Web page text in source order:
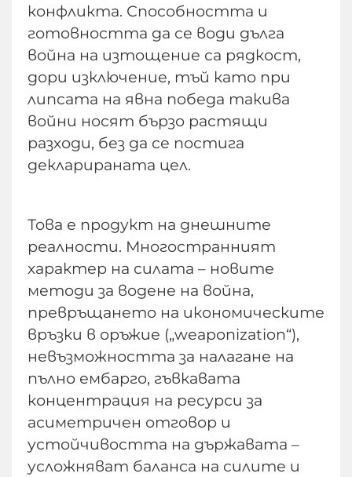
конфликта. Способността и
готовността да се води дълга
война на изтощение са рядкост,
дори изключение, тъй като при
липсата на явна победа такива
войни носят бързо растящи
разходи, без да се постига
декларираната цел.
Това е продукт на днешните
реалности. Многостранният
характер на силата – новите
методи за водене на война,
превръщането на икономическите
връзки в оръжие („weaponization“),
невъзможността за налагане на
пълно ембарго, гъвкавата
концентрация на ресурси за
асиметричен отговор и
устойчивостта на държавата –
усложняват баланса на силите и